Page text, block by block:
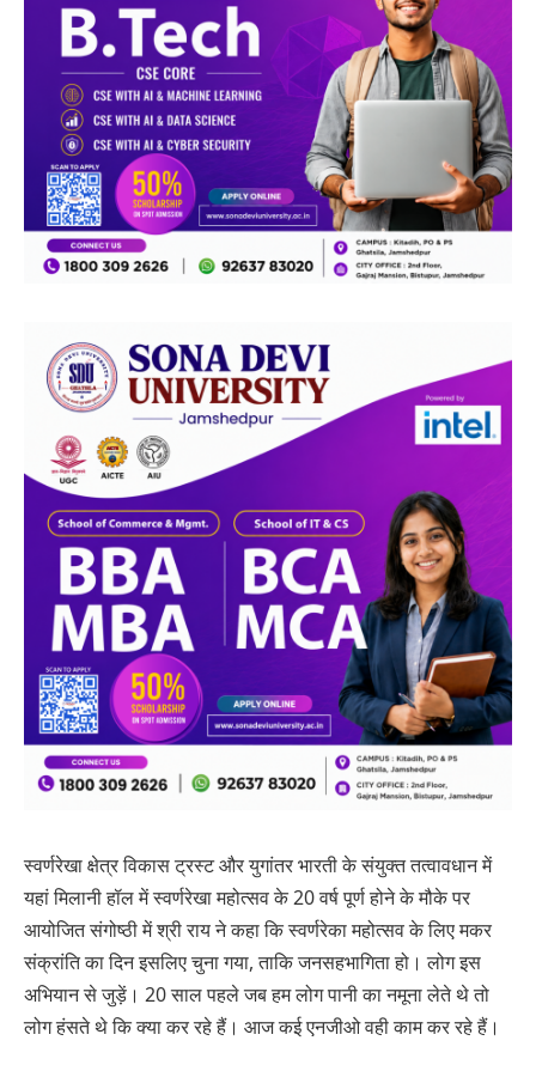
स्वर्णरेखा क्षेत्र विकास ट्रस्ट और युगांतर भारती के संयुक्त तत्वावधान में
यहां मिलानी हॉल में स्वर्णरेखा महोत्सव के 20 वर्ष पूर्ण होने के मौके पर
आयोजित संगोष्ठी में श्री राय ने कहा कि स्वर्णरेका महोत्सव के लिए मकर
संक्रांति का दिन इसलिए चुना गया, ताकि जनसहभागिता हो। लोग इस
अभियान से जुड़ें। 20 साल पहले जब हम लोग पानी का नमूना लेते थे तो
लोग हंसते थे कि क्या कर रहे हैं। आज कई एनजीओ वही काम कर रहे हैं।